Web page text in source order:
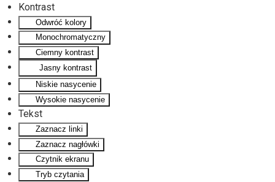
Kontrast
Odwróć kolory
Monochromatyczny
Ciemny kontrast
Jasny kontrast
Niskie nasycenie
Wysokie nasycenie
Tekst
Zaznacz linki
Zaznacz nagłówki
Czytnik ekranu
Tryb czytania